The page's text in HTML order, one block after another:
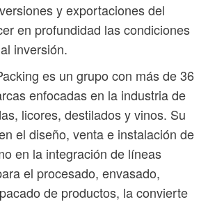
y exportaciones del
en profundidad las condiciones
inversión.
es un grupo con más de 36
enfocadas en la industria de
licores, destilados y vinos. Su
el diseño, venta e instalación de
en la integración de líneas
el procesado, envasado,
de productos, la convierte